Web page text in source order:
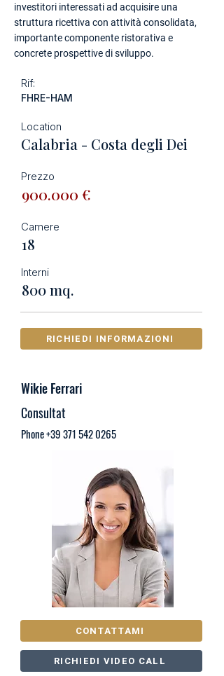
investitori interessati ad acquisire una
struttura ricettiva con attività consolidata,
importante componente ristorativa e
concrete prospettive di sviluppo.
Rif:
FHRE-HAM
Location
Calabria - Costa degli Dei
Prezzo
900.000 €
Camere
18
Interni
800 mq.
RICHIEDI INFORMAZIONI
Wikie Ferrari
Consultat
Phone+39 371 542 0265
CONTATTAMI
RICHIEDI VIDEO CALL